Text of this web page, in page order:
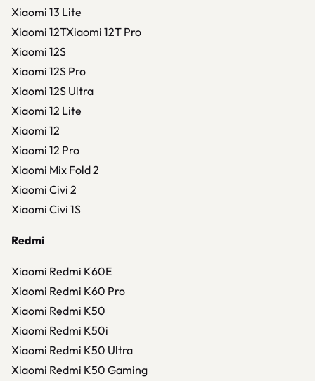
Xiaomi 13 Lite
Xiaomi 12TXiaomi 12T Pro
Xiaomi 12S
Xiaomi 12S Pro
Xiaomi 12S Ultra
Xiaomi 12 Lite
Xiaomi 12
Xiaomi 12 Pro
Xiaomi Mix Fold 2
Xiaomi Civi 2
Xiaomi Civi 1S
Redmi
Xiaomi Redmi K60E
Xiaomi Redmi K60 Pro
Xiaomi Redmi K50
Xiaomi Redmi K50i
Xiaomi Redmi K50 Ultra
Xiaomi Redmi K50 Gaming